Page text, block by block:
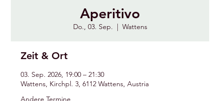
Aperitivo
Do., 03. Sep.
  |
Wattens
Zeit & Ort
03. Sep. 2026, 19:00 – 21:30
Wattens, Kirchpl. 3, 6112 Wattens, Austria
Andere Termine